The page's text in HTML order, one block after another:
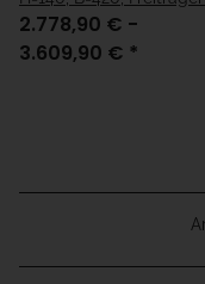
2.778,90 € -
3.609,90 € *